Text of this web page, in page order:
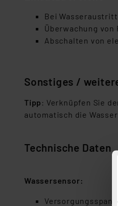
Bei
Überwachung von
Abschalten von
Sonstiges /
Tipp : Verknüpfen Sie
automatisch die
Technische Daten
Wassersensor: